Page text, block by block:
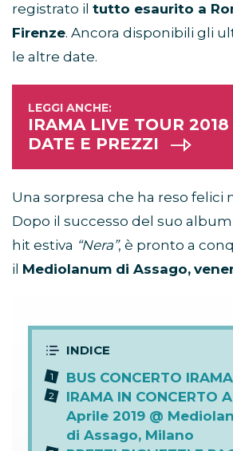
registrato il tutto esaurito a
Firenze. Ancora disponibili gli
le altre date.
IRAMA LIVE TOUR 2018
DATE E PREZZI
Una sorpresa che ha reso felici
Dopo il successo del suo album
hit estiva “Nera”, è pronto a
il Mediolanum di Assago,
BUS CONCERTO IRAMA
IRAMA IN CONCERTO
Aprile 2019 @
di Assago, Milano